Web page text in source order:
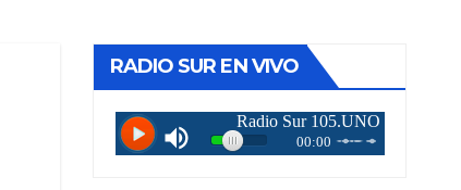
RADIO SUR EN VIVO